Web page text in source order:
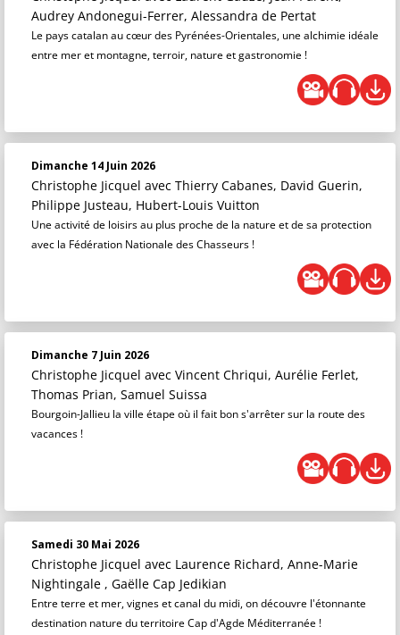
Audrey Andonegui-Ferrer, Alessandra de Pertat
Le pays catalan au cœur des Pyrénées-Orientales, une alchimie idéale
entre mer et montagne, terroir, nature et gastronomie !
Dimanche 14 Juin 2026
Christophe Jicquel avec Thierry Cabanes, David Guerin,
Philippe Justeau, Hubert-Louis Vuitton
Une activité de loisirs au plus proche de la nature et de sa protection
avec la Fédération Nationale des Chasseurs !
Dimanche 7 Juin 2026
Christophe Jicquel avec Vincent Chriqui, Aurélie Ferlet,
Thomas Prian, Samuel Suissa
Bourgoin-Jallieu la ville étape où il fait bon s'arrêter sur la route des
vacances !
Samedi 30 Mai 2026
Christophe Jicquel avec Laurence Richard, Anne-Marie
Nightingale , Gaëlle Cap Jedikian
Entre terre et mer, vignes et canal du midi, on découvre l'étonnante
destination nature du territoire Cap d'Agde Méditerranée !